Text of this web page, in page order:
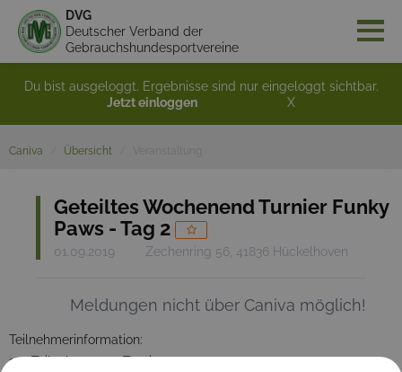
DVG
Deutscher Verband der
Gebrauchshundesportvereine
Du bist ausgeloggt. Ergebnisse sind nur eingeloggt sichtbar.
Jetzt einloggen
X
Caniva Übersicht
Geteiltes Wochenend Turnier Funky
Paws - Tag 2
01.09.2019 Zechenring 56, 41836 Hückelhoven
Meldungen nicht über Caniva möglich!
Teilnehmerinformation:
110 Teilnehmer pro Turniertag